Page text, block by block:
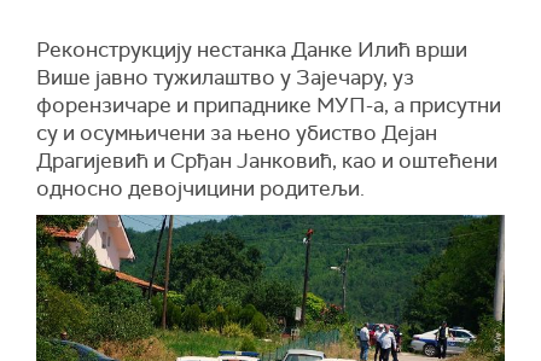
Реконструкцију нестанка Данке Илић врши
Више јавно тужилаштво у Зајечару, уз
форензичаре и припаднике МУП-а, а присутни
су и осумњичени за њено убиство Дејан
Драгијевић и Срђан Јанковић, као и оштећени
односно девојчицини родитељи.